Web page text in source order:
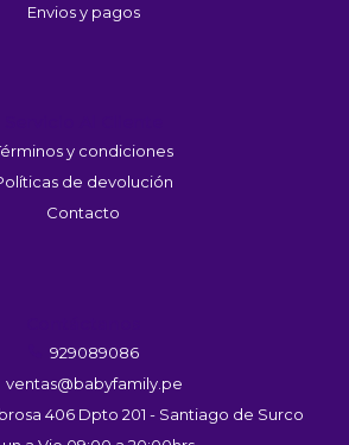
Envios y pagos
y condiciones
de devolución
Contacto
929089086
ventas@babyfamily.pe
406 Dpto 201 - Santiago de Surco